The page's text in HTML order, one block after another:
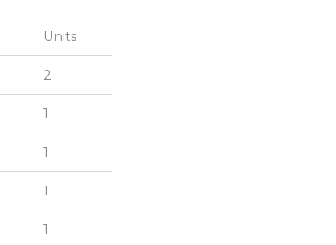
Units
2
1
1
1
1